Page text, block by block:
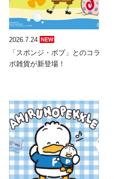
2026.7.24 NEW
「スポンジ・ボブ」とのコラ
ボ雑貨が新登場！